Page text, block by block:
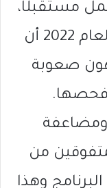
مستقبلًا،
وقد بيّنت نتائج الامتحان في العام 2022 أن
صعوبة
فحصها.
ومضاعفة
من
البرنامج وهذا